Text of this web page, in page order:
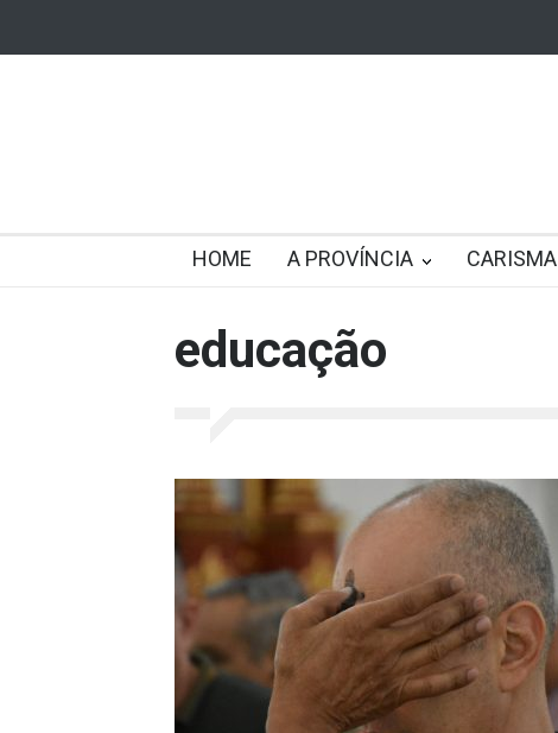
HOME A PROVÍNCIA CARISMA
educação